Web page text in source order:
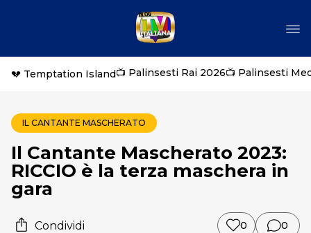
💔 Temptation Island📺 Palinsesti Rai 2026📺 Palinsesti
IL CANTANTE MASCHERATO
Il Cantante Mascherato 2023:
RICCIO è la terza maschera in
gara
Condividi 0 0